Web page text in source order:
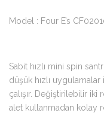
Model : Four E’s
Sabit hızlı mini spin
düşük hızlı
çalışır. Değiştirilebilir
alet kullanmadan kolay